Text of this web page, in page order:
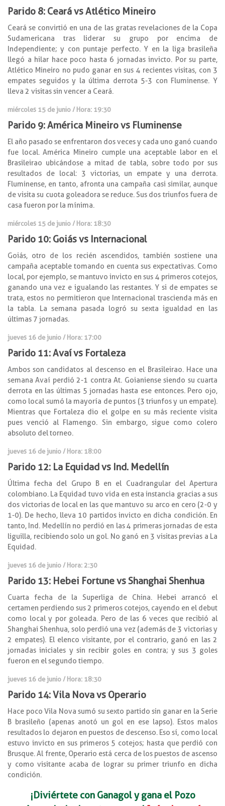
Parido 8: Ceará vs Atlético Mineiro
Ceará se convirtió en una de las gratas revelaciones de la Copa
Sudamericana tras liderar su grupo por encima de
Independiente; y con puntaje perfecto. Y en la liga brasileña
llegó a hilar hace poco hasta 6 jornadas invicto. Por su parte,
Atlético Mineiro no pudo ganar en sus 4 recientes visitas, con 3
empates seguidos y la última derrota 5-3 con Fluminense. Y
lleva 2 visitas sin vencer a Ceará.
miércoles 15 de junio / Hora: 19:30
Parido 9: América Mineiro vs Fluminense
El año pasado se enfrentaron dos veces y cada uno ganó cuando
fue local. América Mineiro cumple una aceptable labor en el
Brasileirao ubicándose a mitad de tabla, sobre todo por sus
resultados de local: 3 victorias, un empate y una derrota.
Fluminense, en tanto, afronta una campaña casi similar, aunque
de visita su cuota goleadora se reduce. Sus dos triunfos fuera de
casa fueron por la mínima.
miércoles 15 de junio / Hora: 18:30
Parido 10: Goiás vs Internacional
Goiás, otro de los recién ascendidos, también sostiene una
campaña aceptable tomando en cuenta sus expectativas. Como
local, por ejemplo, se mantuvo invicto en sus 4 primeros cotejos,
ganando una vez e igualando las restantes. Y si de empates se
trata, estos no permitieron que Internacional trascienda más en
la tabla. La semana pasada logró su sexta igualdad en las
últimas 7 jornadas.
jueves 16 de junio / Hora: 17:00
Parido 11: Avaí vs Fortaleza
Ambos son candidatos al descenso en el Brasileirao. Hace una
semana Avaí perdió 2-1 contra At. Goianiense siendo su cuarta
derrota en las últimas 5 jornadas hasta ese entonces. Pero ojo,
como local sumó la mayoría de puntos (3 triunfos y un empate).
Mientras que Fortaleza dio el golpe en su más reciente visita
pues venció al Flamengo. Sin embargo, sigue como colero
absoluto del torneo.
jueves 16 de junio / Hora: 18:00
Parido 12: La Equidad vs Ind. Medellín
Última fecha del Grupo B en el Cuadrangular del Apertura
colombiano. La Equidad tuvo vida en esta instancia gracias a sus
dos victorias de local en las que mantuvo su arco en cero (2-0 y
1-0). De hecho, lleva 10 partidos invicto en dicha condición. En
tanto, Ind. Medellín no perdió en las 4 primeras jornadas de esta
liguilla, recibiendo solo un gol. No ganó en 3 visitas previas a La
Equidad.
jueves 16 de junio / Hora: 2:30
Parido 13: Hebei Fortune vs Shanghai Shenhua
Cuarta fecha de la Superliga de China. Hebei arrancó el
certamen perdiendo sus 2 primeros cotejos, cayendo en el debut
como local y por goleada. Pero de las 6 veces que recibió al
Shanghai Shenhua, solo perdió una vez (además de 3 victorias y
2 empates). El elenco visitante, por el contrario, ganó en las 2
jornadas iniciales y sin recibir goles en contra; y sus 3 goles
fueron en el segundo tiempo.
jueves 16 de junio / Hora: 18:30
Parido 14: Vila Nova vs Operario
Hace poco Vila Nova sumó su sexto partido sin ganar en la Serie
B brasileño (apenas anotó un gol en ese lapso). Estos malos
resultados lo dejaron en puestos de descenso. Eso sí, como local
estuvo invicto en sus primeros 5 cotejos; hasta que perdió con
Brusque. Al frente, Operario está cerca de los puestos de ascenso
y como visitante acaba de lograr su primer triunfo en dicha
condición.
¡Diviértete con Ganagol y gana el Pozo